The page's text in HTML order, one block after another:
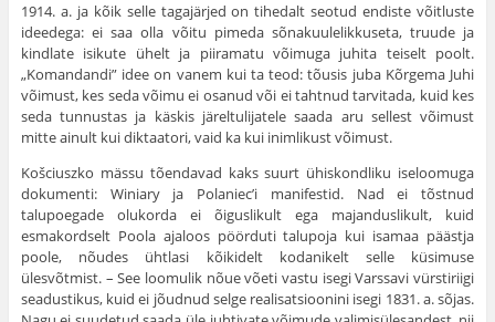
1914. a. ja kõik selle tagajärjed on tihedalt seotud endiste võitluste
ideedega: ei saa olla võitu pimeda sõnakuulelikkuseta, truude ja
kindlate isikute ühelt ja piira­matu võimuga juhita teiselt poolt.
„Komandandi” idee on vanem kui ta teod: tõusis juba Kõrgema Juhi
võimust, kes seda võimu ei osanud või ei tahtnud tarvitada, kuid kes
seda tunnustas ja käskis järeltulijatele saada aru sellest võimust
mitte ainult kui diktaatori, vaid ka kui inimlikust võimust.
Košciuszko mässu tõendavad kaks suurt ühiskond­liku iseloomuga
dokumenti: Winiary ja Polaniec’i mani­festid. Nad ei tõstnud
talupoegade olukorda ei õigus­likult ega majanduslikult, kuid
esmakordselt Poola aja­loos pöörduti talupoja kui isamaa päästja
poole, nõudes ühtlasi kõikidelt kodanikelt selle küsimuse
ülesvõtmist. – See loomulik nõue võeti vastu isegi Varssavi vürsti­riigi
seadustikus, kuid ei jõudnud selge realisatsioonini isegi 1831. a. sõjas.